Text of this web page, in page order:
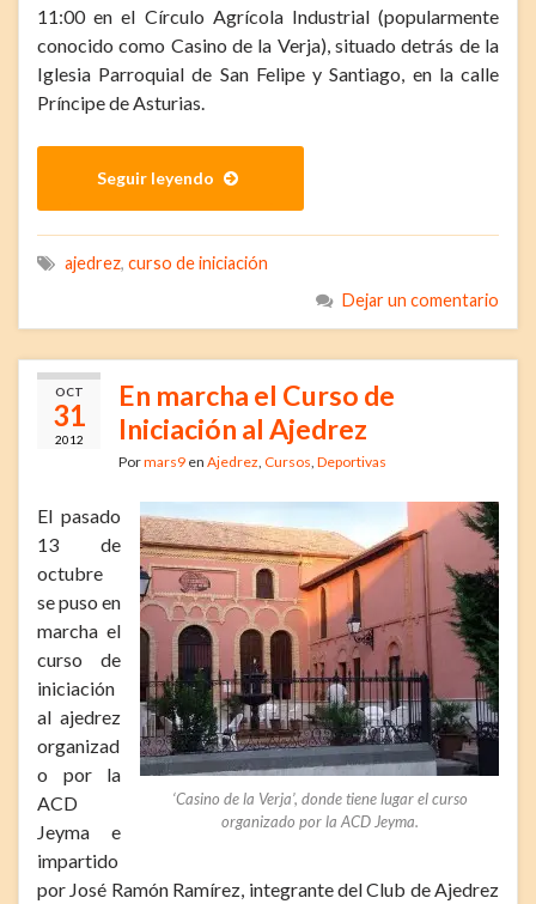
11:00 en el Círculo Agrícola Industrial (popularmente
conocido como Casino de la Verja), situado detrás de la
Iglesia Parroquial de San Felipe y Santiago, en la calle
Príncipe de Asturias.
Seguir leyendo
ajedrez, curso de iniciación
Dejar un comentario
OCT
31
2012
En marcha el Curso de
Iniciación al Ajedrez
Pormars9 en Ajedrez Cursos Deportivas
‘Casino de la Verja’, donde tiene lugar el curso
organizado por la ACD Jeyma.
El pasado
13 de
octubre
se puso en
marcha el
curso de
iniciación
al ajedrez
organizad
o por la
ACD
Jeyma e
impartido
por José Ramón Ramírez, integrante del Club de Ajedrez